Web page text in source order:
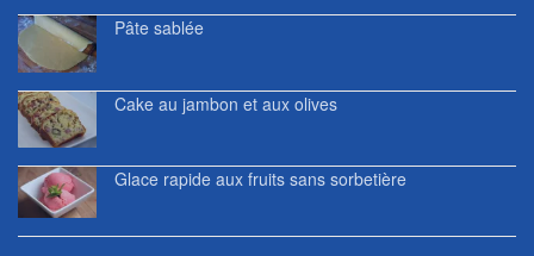
Pâte sablée
Cake au jambon et aux olives
Glace rapide aux fruits sans sorbetière